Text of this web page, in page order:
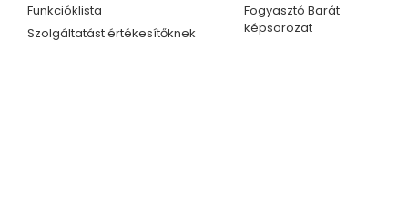
Funkcióklista
Szolgáltatást értékesítőknek
Fogyasztó Barát
képsorozat